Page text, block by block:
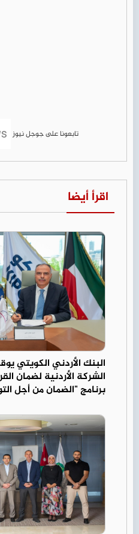
تابعونا على جوجل نيوز
اقرأ أيضا
البنك الأردني الكويتي
الشركة الأردنية لضمان
برنامج "الضمان من أجل